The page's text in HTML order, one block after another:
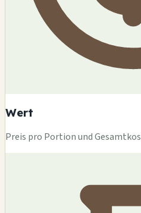
Wert
Preis pro Portion und